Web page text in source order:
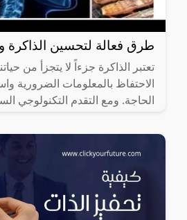
طرق فعالة لتحسين الذاكرة
تعتبر الذاكرة جزءاً لا يتجزأ من
الاحتفاظ بالمعلومات الضرورية
الحاجة. ومع التقدم التكنولوجي